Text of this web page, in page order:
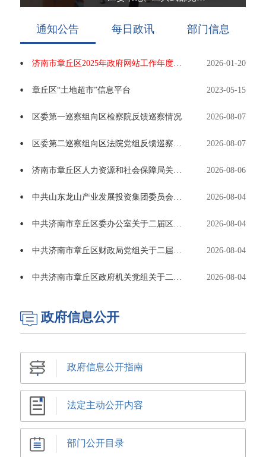
通知公告 每日政讯 部门信息
济南市章丘区2025年政府网站工作年度报表 2026-01-20
章丘区“土地超市”信息平台 2023-05-15
区委第一巡察组向区检察院反馈巡察情况 2026-08-07
区委第二巡察组向区法院党组反馈巡察情况 2026-08-07
济南市章丘区人力资源和社会保障局关于做好2026年度职称评审工作的公告 2026-08-06
中共山东龙山产业发展投资集团委员会关于二届区委第八轮巡察集中整改进展情况的通报 2026-08-04
中共济南市章丘区委办公室关于二届区委第八轮巡察集中整改进展情况的通报 2026-08-04
中共济南市章丘区财政局党组关于二届区委第八轮巡察集中整改进展情况的通报 2026-08-04
中共济南市章丘区政府机关党组关于二届区委第八轮巡察集中整改进展情况的通报 2026-08-04
政府信息公开
政府信息公开指南
法定主动公开内容
部门公开目录